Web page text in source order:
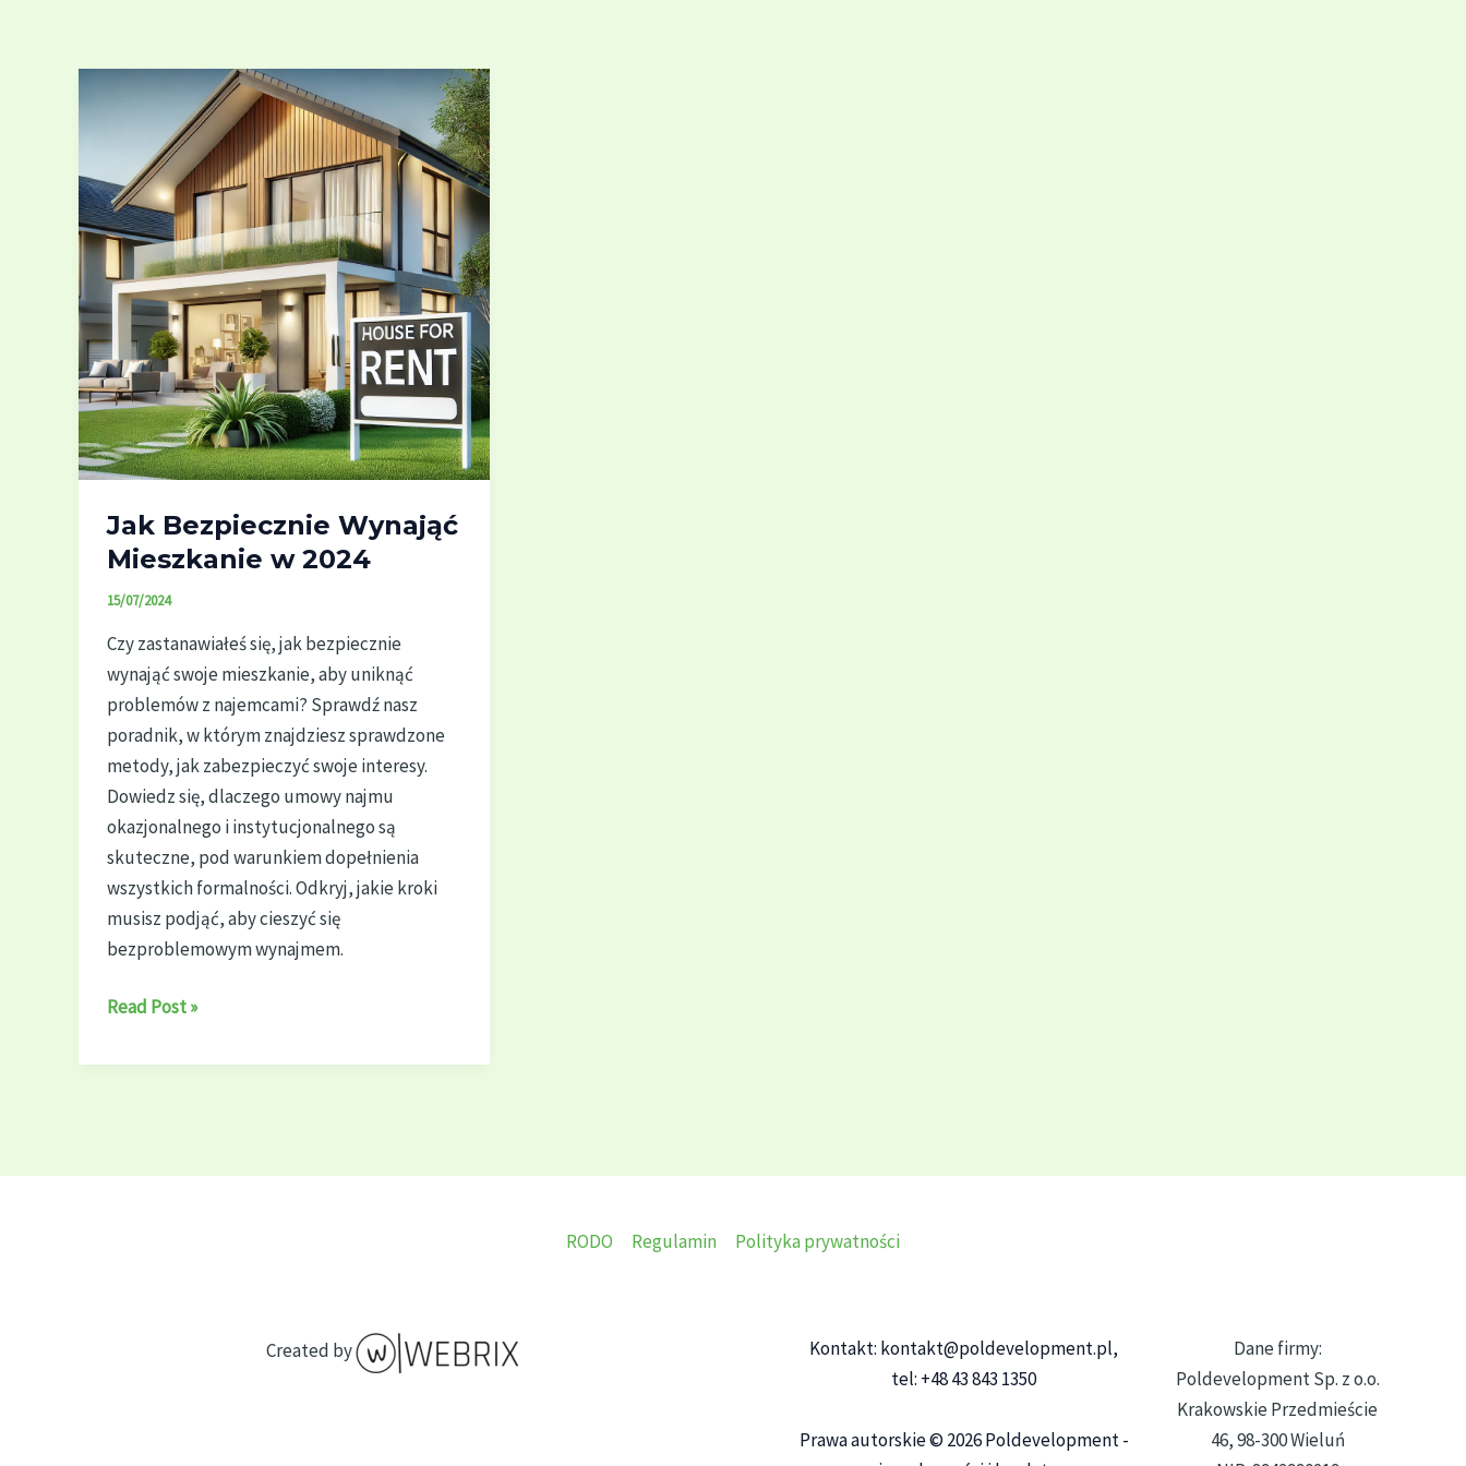
Jak Bezpiecznie Wynająć
Mieszkanie w 2024
15/07/2024
Czy zastanawiałeś się, jak bezpiecznie
wynająć swoje mieszkanie, aby uniknąć
problemów z najemcami? Sprawdź nasz
poradnik, w którym znajdziesz sprawdzone
metody, jak zabezpieczyć swoje interesy.
Dowiedz się, dlaczego umowy najmu
okazjonalnego i instytucjonalnego są
skuteczne, pod warunkiem dopełnienia
wszystkich formalności. Odkryj, jakie kroki
musisz podjąć, aby cieszyć się
bezproblemowym wynajmem.
Jak
Wynająć
Read Post »
RODO Regulamin Polityka prywatności
Created by
Kontakt: kontakt@poldevelopment.pl,
tel: +48 43 843 1350
Prawa autorskie © 2026 Poldevelopment -
Dane firmy:
Poldevelopment Sp. z o.o.
Krakowskie Przedmieście
46, 98-300 Wieluń